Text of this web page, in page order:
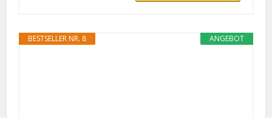
ANGEBOT
BESTSELLER NR. 8